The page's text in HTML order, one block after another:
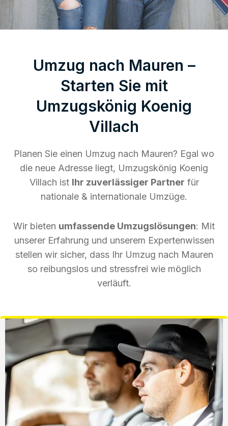
Umzug nach Mauren –
Starten Sie mit
Umzugskönig Koenig
Villach
Planen Sie einen Umzug nach Mauren? Egal wo
die neue Adresse liegt, Umzugskönig Koenig
Villach ist Ihr zuverlässiger Partner für
nationale & internationale Umzüge.
Wir bieten umfassende Umzugslösungen: Mit
unserer Erfahrung und unserem Expertenwissen
stellen wir sicher, dass Ihr Umzug nach Mauren
so reibungslos und stressfrei wie möglich
verläuft.